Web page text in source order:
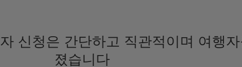
신청은 간단하고 직관적이며 여행
졌습니다